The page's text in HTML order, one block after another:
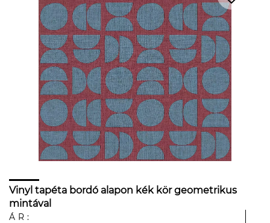
Vinyl tapéta bordó alapon kék kör geometrikus
mintával
ÁR: